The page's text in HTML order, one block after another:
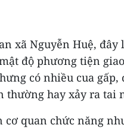
xã Nguyễn Huệ,
độ phương tiện
có nhiều cua gấp,
thường hay xảy ra tai
quan chức năng